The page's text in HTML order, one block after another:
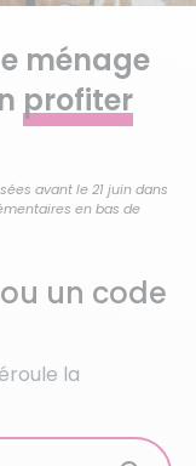
ménage
profiter
avant le 21 juin dans
en bas de
un code
la